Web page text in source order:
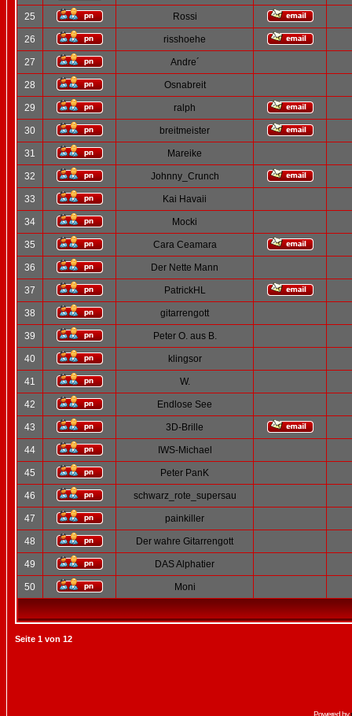
25 Rossi
26 risshoehe
27 Andre´
28 Osnabreit
29 ralph
30 breitmeister
31 Mareike
32 Johnny_Crunch
33 Kai Havaii
34 Mocki
35 Cara Ceamara
36 Der Nette Mann
37 PatrickHL
38 gitarrengott
39 Peter O. aus B.
40 klingsor
41 W.
42 Endlose See
43 3D-Brille
44 IWS-Michael
45 Peter PanK
46 schwarz_rote_supersau
47 painkiller
48 Der wahre Gitarrengott
49 DAS Alphatier
50 Moni
Seite 1 von 12
Powered by